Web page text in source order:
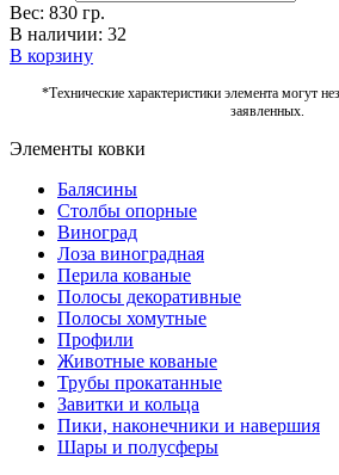
Вес: 830 гр.
В наличии: 32
В корзину
*Технические характеристики элемента могут
заявленных.
Элементы ковки
Балясины
Столбы опорные
Виноград
Лоза виноградная
Перила кованые
Полосы декоративные
Полосы хомутные
Профили
Животные кованые
Трубы прокатанные
Завитки и кольца
Пики, наконечники и навершия
Шары и полусферы